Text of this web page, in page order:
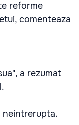
reforme
comenteaza
a rezumat